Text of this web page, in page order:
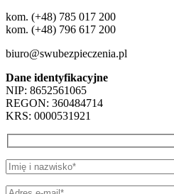
kom. (+48) 785 017 200
kom. (+48) 796 617 200
biuro@swubezpieczenia.pl
Dane identyfikacyjne
NIP: 8652561065
REGON: 360484714
KRS: 0000531921